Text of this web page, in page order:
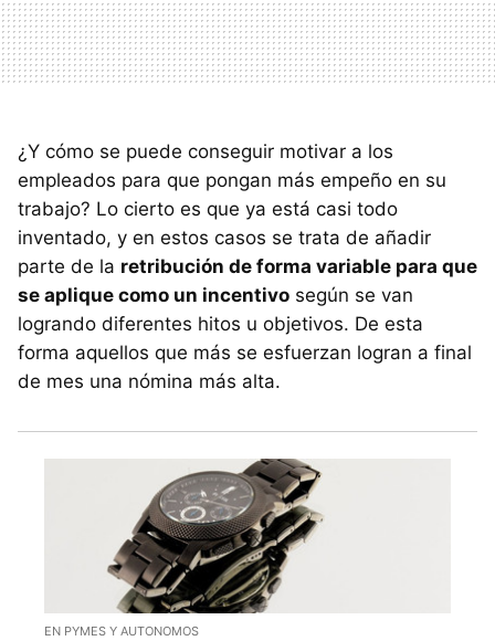
¿Y cómo se puede conseguir motivar a los
empleados para que pongan más empeño en su
trabajo? Lo cierto es que ya está casi todo
inventado, y en estos casos se trata de añadir
parte de la retribución de forma variable para que
se aplique como un incentivo según se van
logrando diferentes hitos u objetivos. De esta
forma aquellos que más se esfuerzan logran a final
de mes una nómina más alta.
EN PYMES Y AUTONOMOS